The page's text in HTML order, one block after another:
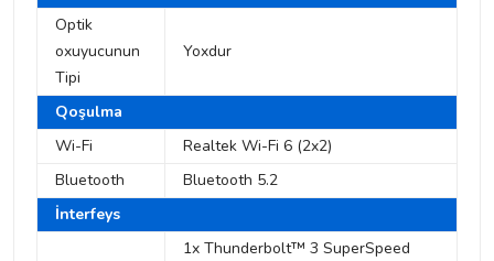
Optik
oxuyucunun
Tipi
Yoxdur
Qoşulma
Wi-Fi
Realtek Wi-Fi 6 (2x2)
Bluetooth
Bluetooth 5.2
İnterfeys
1x Thunderbolt™ 3 SuperSpeed